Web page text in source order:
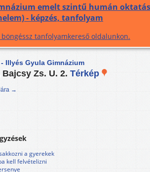
emelt szintű humán
- képzés, tanfolyam
tanfolyamkereső oldalunkon.
Illyés Gyula Gimnázium
Zs. U. 2. Térkép
→
a gyerekek
kell felvételizni